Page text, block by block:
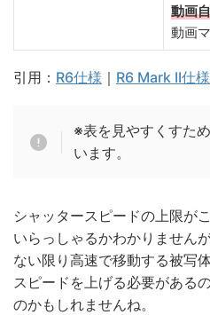
動画
動画
引用： R6仕様 ｜ R6 Mark II仕様
※表を見やすくすた
います。
シャッタースピードの上限が
いらっしゃるかわかりません
ない限り高速で移動する被写
スピードを上げる必要がある
のかもしれませんね。